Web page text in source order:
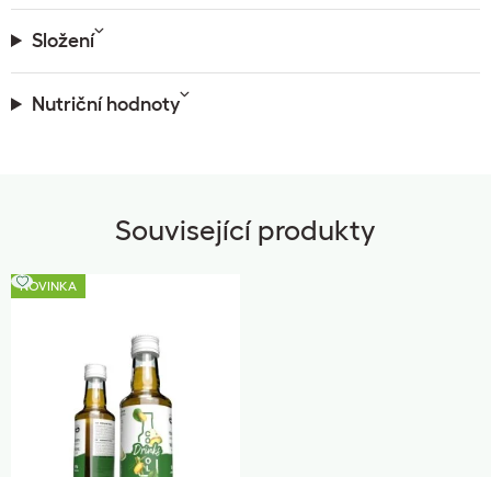
Složení
Nutriční hodnoty
Související produkty
NOVINKA